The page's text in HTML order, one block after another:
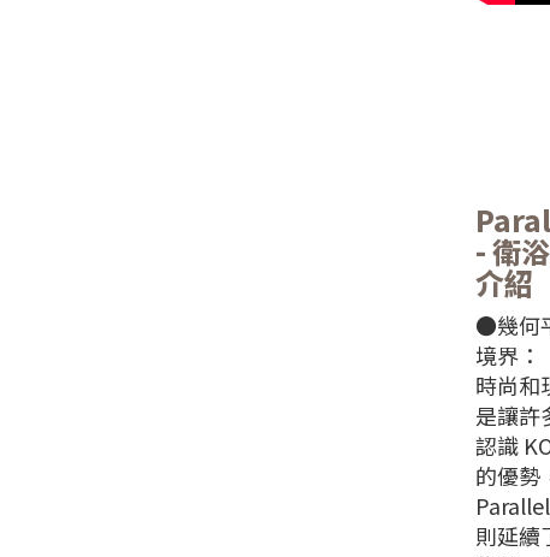
- 衛
介紹
●幾何
境界：
時尚和
是讓許
認識
的優勢
則延續